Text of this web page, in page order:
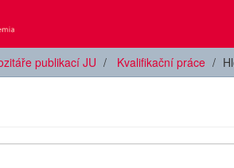
publikací JU Kvalifikační práce